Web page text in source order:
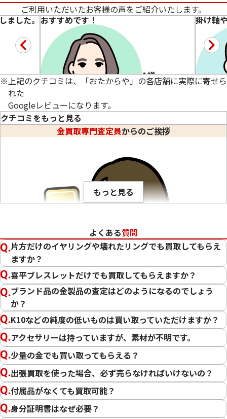
22金 (K22) ブレスレットまとめ
25g
参考買取価格
ご利用いただいたお客様の声をご紹介いたします。
ました。おすすめです！
A様
★★★★★5
掛け軸
※上記のクチコミは、「おたからや」の各店舗に実際に寄せら
れた
Googleレビューになります。
クチコミをもっと見る
金買取専門査定員からのご挨拶
この度は「おたからや」で貴金属の買取をご利用いただき、
誠にありがとうございました。お客様の大切な貴金属にご満
足いただける価格をご提示できましたこと、大変嬉しく思い
ます。
もっと見る
よくある質問
片方だけのイヤリングや壊れたリングでも買取してもらえ
ますか？
喜平ブレスレットだけでも買取してもらえますか？
ブランド品の金製品の査定はどのようになるのでしょう
か？
K10などの純度の低いものは買い取っていただけますか？
アクセサリーは持っていますが、素材が不明です。
少量の金でも買い取ってもらえる？
出張買取を使った場合、必ず売らなければいけないの？
付属品がなくても買取可能？
身分証明書はなぜ必要？